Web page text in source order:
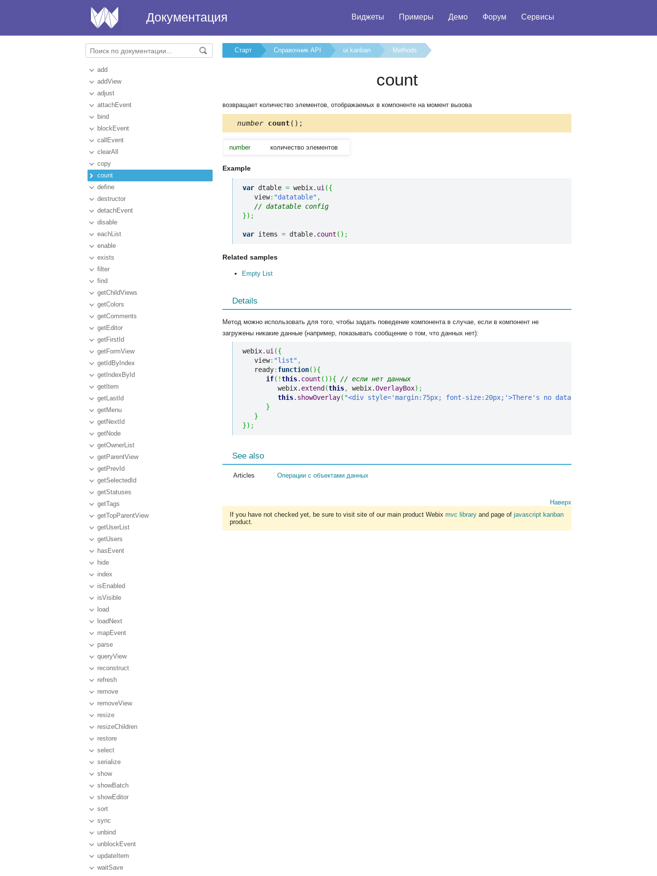
Виджеты Примеры Демо Форум Сервисы
Документация
add
addView
adjust
attachEvent
bind
blockEvent
callEvent
clearAll
copy
count
define
destructor
detachEvent
disable
eachList
enable
exists
filter
find
getChildViews
getColors
getComments
getEditor
getFirstId
getFormView
getIdByIndex
getIndexById
getItem
getLastId
getMenu
getNextId
getNode
getOwnerList
getParentView
getPrevId
getSelectedId
getStatuses
getTags
getTopParentView
getUserList
getUsers
hasEvent
hide
index
isEnabled
isVisible
load
loadNext
mapEvent
parse
queryView
reconstruct
refresh
remove
removeView
resize
resizeChildren
restore
select
serialize
show
showBatch
showEditor
sort
sync
unbind
unblockEvent
updateItem
waitSave
Старт Справочник API ui.kanban Methods
count
возвращает количество элементов, отображаемых в компоненте на момент вызова
number count ();
number количество элементов
Example
var dtable = webix. ui ({
   view
: "datatable" ,
// datatable config
}) ;
var items = dtable. count ( ) ;
Related samples
Empty List
Details
Метод можно использовать для того, чтобы задать поведение компонента в случае, если в компонент не
загружены никакие данные (например, показывать сообщение о том, что данных нет):
webix. ui({
   view
: "list" ,
   ready
: function( ){
if( !this. count ( ) ){
// если нет данных
         webix.
extend (this, webix.OverlayBox) ;
this. showOverlay( "<div style='margin:75px; font-size:20px;'>There's no data</div>"
}
}
}) ;
See also
Articles Операции с объектами данных
Наверх
If you have not checked yet, be sure to visit site of our main product Webix mvc library and page of javascript kanban
product.